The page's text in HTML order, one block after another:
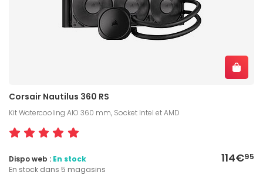
Corsair Nautilus 360 RS
Kit Watercooling AIO 360 mm, Socket Intel et AMD
114€95
Dispo web : En stock
En stock dans 5 magasins